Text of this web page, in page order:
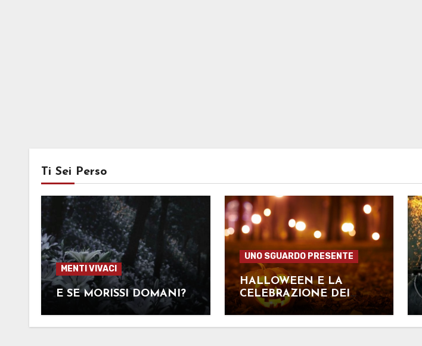
Ti Sei Perso
MENTI VIVACI
E SE MORISSI DOMANI?
UNO SGUARDO PRESENTE
HALLOWEEN E LA
CELEBRAZIONE DEI
MORTI